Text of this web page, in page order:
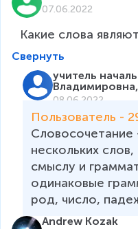
07.06.2022
Какие слова
Свернуть
учитель
Владимировна,
08.06.2022
Пользователь -
нескольких
смыслу и
одинаковые
Andrew Kozak